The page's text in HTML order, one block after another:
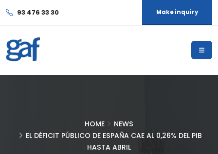
93 476 33 30 Make inquiry
HOME
NEWS
EL DÉFICIT PÚBLICO DE ESPAÑA CAE AL 0,26% DEL PIB
HASTA ABRIL